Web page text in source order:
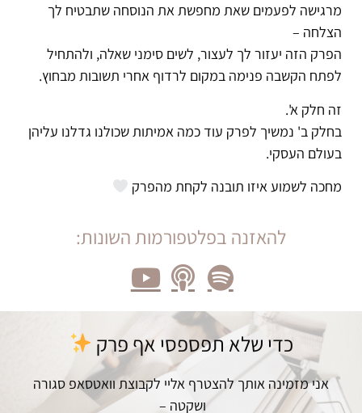
מרגישה לפעמים שאת מחפשת את הנוסחה שתבטיח לך
הצלחה –
הפרק הזה יעזור לך לעצור, לשים סימני שאלה, ולהתחיל
לפתח הקשבה פנימה במקום לרדוף אחרי תשובות מבחוץ.
זה חלק א'.
בחלק ב' נמשיך לפרק עוד כמה אמיתות שכולנו גדלנו עליהן
בעולם העסקי.
מחכה לשמוע איזו תובנה לקחת מהפרק
להאזנה בפלטפורמות השונות:
כדי שלא תפספסי אף פרק
אני מזמינה אותך להצטרף אליי לקבוצת וואטסאפ סגורה
ושקטה –